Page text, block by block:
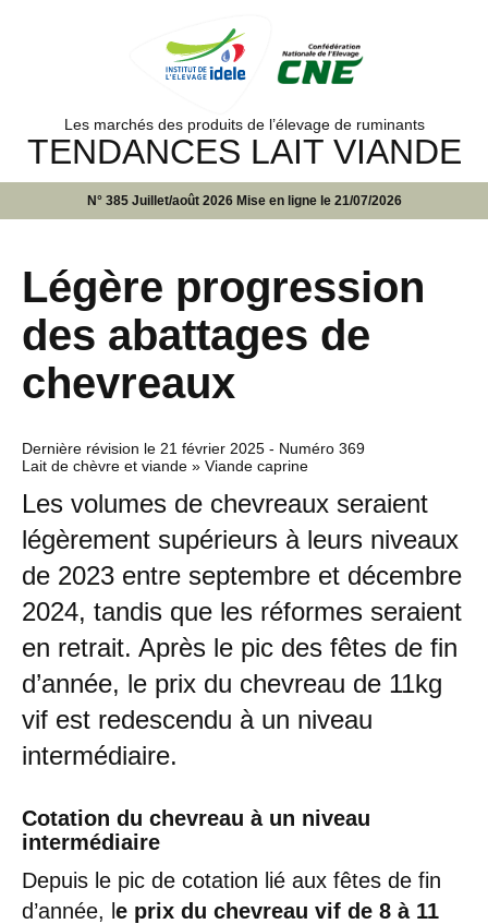
Les marchés des produits de l’élevage de ruminants
TENDANCES LAIT VIANDE
N° 385 Juillet/août 2026 Mise en ligne le 21/07/2026
Légère progression
des abattages de
chevreaux
Dernière révision le 21 février 2025 - Numéro 369
Lait de chèvre et viande » Viande caprine
Les volumes de chevreaux seraient
légèrement supérieurs à leurs niveaux
de 2023 entre septembre et décembre
2024, tandis que les réformes seraient
en retrait. Après le pic des fêtes de fin
d’année, le prix du chevreau de 11kg
vif est redescendu à un niveau
intermédiaire.
Cotation du chevreau à un niveau
intermédiaire
Depuis le pic de cotation lié aux fêtes de fin
d’année, l e prix du chevreau vif de 8 à 11